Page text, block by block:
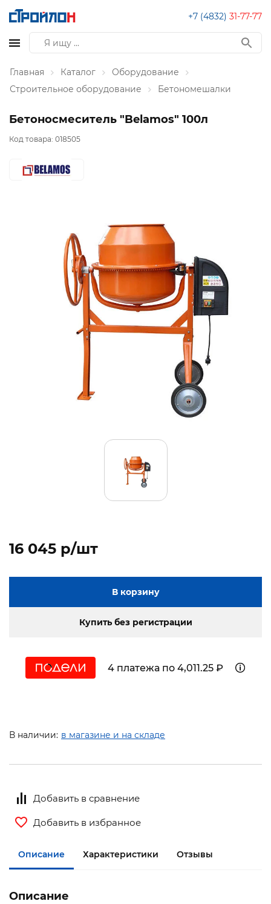
+7 (4832) 31-77-77
Главная Каталог
Оборудование
Строительное оборудование
Бетономешалки
Бетоносмеситель "Belamos" 100л
Код товара: 018505
16 045 p/шт
В корзину
Купить без регистрации
4 платежа по 4,011.25 ₽
В наличии: в магазине и на складе
Добавить в сравнение
Добавить в избранное
Описание Характеристики Отзывы
Описание